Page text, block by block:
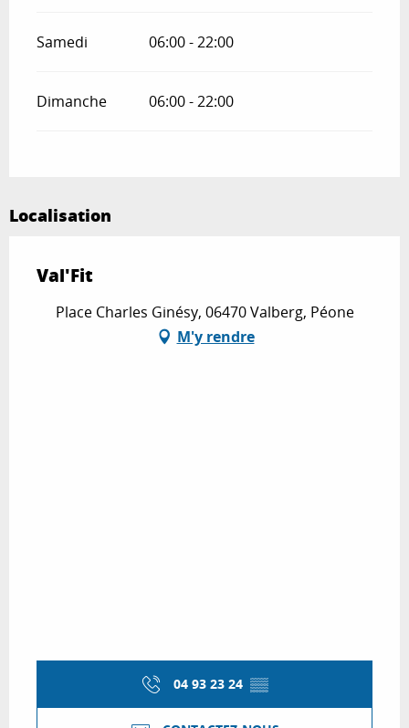
Samedi 06:00 - 22:00
Dimanche 06:00 - 22:00
Localisation
Val'Fit
Place Charles Ginésy, 06470 Valberg, Péone
M'y rendre
04 93 23 24 ▒▒